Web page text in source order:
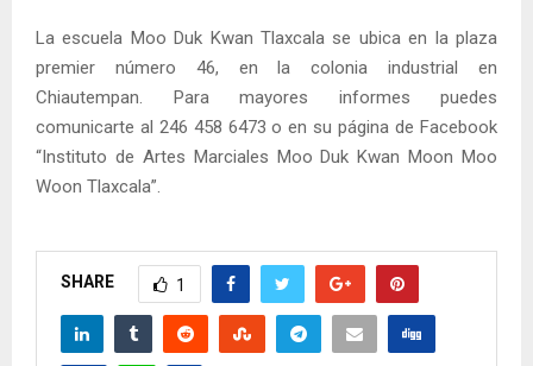
La escuela Moo Duk Kwan Tlaxcala se ubica en la plaza
premier número 46, en la colonia industrial en
Chiautempan. Para mayores informes puedes
comunicarte al 246 458 6473 o en su página de Facebook
“Instituto de Artes Marciales Moo Duk Kwan Moon Moo
Woon Tlaxcala”.
SHARE 1